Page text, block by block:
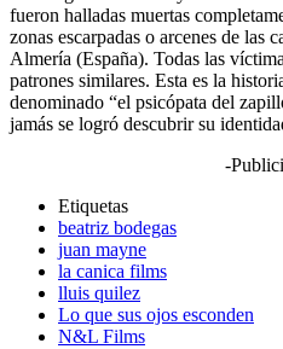
fueron halladas muertas
zonas escarpadas o arcenes de las
Almería (España). Todas las
patrones similares. Esta es la
denominado “el psicópata del
jamás se logró descubrir su
-
Etiquetas
beatriz bodegas
juan mayne
la canica films
lluis quilez
Lo que sus ojos esconden
N&L Films